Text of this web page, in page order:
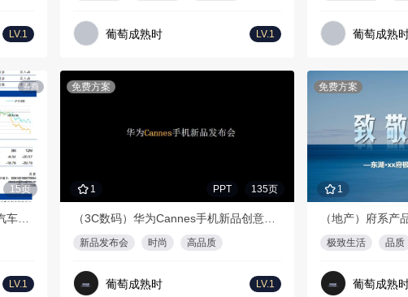
LV.1 葡萄成熟时 LV.1 葡萄成熟
券商
15页
LV.1
免费方案
1 PPT 135页
新品发布会 时尚 高品质
葡萄成熟时 LV.1
免费方案
1
极致生活 品质
葡萄成熟